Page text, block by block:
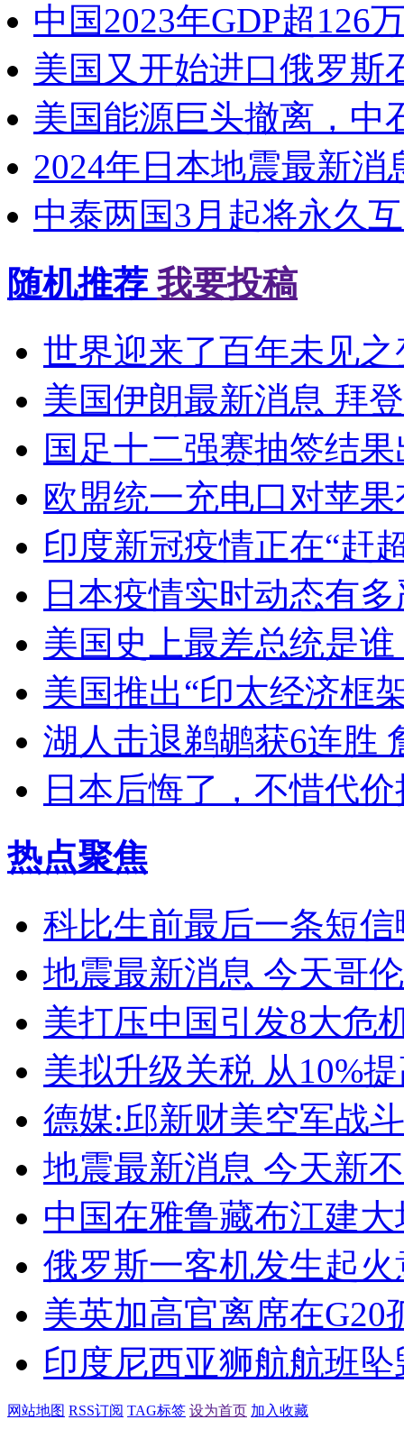
中国2023年GDP超126
美国又开始进口俄罗斯
美国能源巨头撤离，中
2024年日本地震最新
中泰两国3月起将永久
随机推荐 我要投稿
世界迎来了百年未见
美国伊朗最新消息 拜
国足十二强赛抽签结
欧盟统一充电口对苹
印度新冠疫情正在“赶
日本疫情实时动态有
美国史上最差总统是
美国推出“印太经济框
湖人击退鹈鹕获6连胜
日本后悔了，不惜代
热点聚焦
科比生前最后一条短
地震最新消息 今天哥
美打压中国引发8大危
美拟升级关税 从10%
德媒:邱新财美空军战
地震最新消息 今天新
中国在雅鲁藏布江建
俄罗斯一客机发生起
美英加高官离席在
印度尼西亚狮航航班
网站地图 RSS订阅 TAG标签 设为首页 加入收藏